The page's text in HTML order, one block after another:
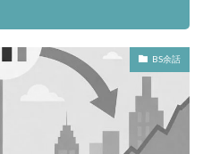
BS余話